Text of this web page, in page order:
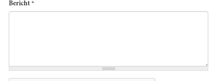
Bericht *